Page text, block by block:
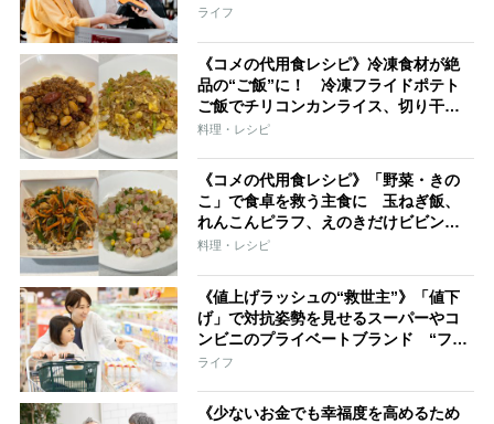
スギ薬局、JAL、ANA、JR、すかいら
ライフ
《コメの代用食レシピ》冷凍食材が絶
品の“ご飯”に！ 冷凍フライドポテト
ご飯でチリコンカンライス、切り干し
大根ご飯はえび風味炒飯に
料理・レシピ
《コメの代用食レシピ》「野菜・きの
こ」で食卓を救う主食に 玉ねぎ飯、
れんこんピラフ、えのきだけビビンバ
など
料理・レシピ
《値上げラッシュの“救世主”》「値下
げ」で対抗姿勢を見せるスーパーやコ
ンビニのプライベートブランド “フー
ド＆ドラッグ”の業態も家計の味方に
ライフ
《少ないお金でも幸福度を高めるため